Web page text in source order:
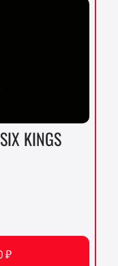
KINGS
₽